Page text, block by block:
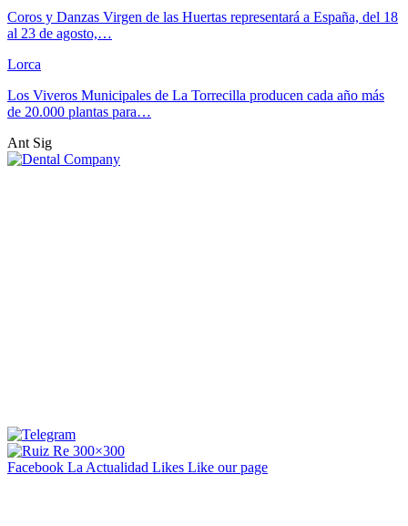
Coros y Danzas Virgen de las Huertas representará a España, del 18
al 23 de agosto,…
Lorca
Los Viveros Municipales de La Torrecilla producen cada año más
de 20.000 plantas para…
Ant Sig
Facebook La Actualidad Likes Like our page